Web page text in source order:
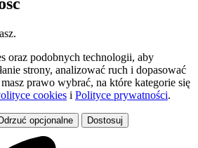
oraz podobnych technologii, aby
strony, analizować ruch i dopasować
prawo wybrać, na które kategorie się
cookies i Polityce prywatności.
opcjonalne Dostosuj